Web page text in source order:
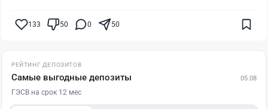
133 50 0 50
РЕЙТИНГ ДЕПОЗИТОВ
Самые выгодные депозиты 05.08
ГЭСВ на срок 12 мес